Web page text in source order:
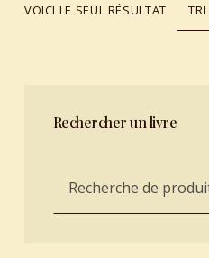
VOICI LE SEUL RÉSULTAT
Rechercher un livre
Recherche pour :